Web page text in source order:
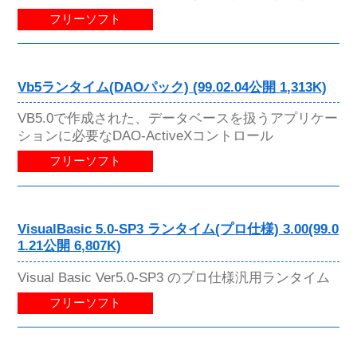
フリーソフト
Vb5ランタイム(DAOパック) (99.02.04公開 1,313K)
VB5.0で作成された、データベースを扱うアプリケー
ションに必要なDAO-ActiveXコントロール
フリーソフト
VisualBasic 5.0-SP3 ランタイム(プロ仕様) 3.00(99.0
1.21公開 6,807K)
Visual Basic Ver5.0-SP3 のプロ仕様汎用ランタイム
フリーソフト